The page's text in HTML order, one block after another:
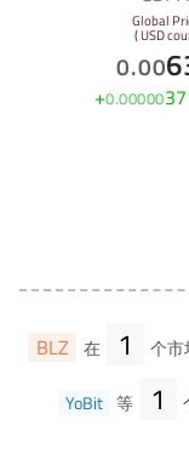
Global
( USD
0.00
+0.00000
BLZ 在 1 个市
YoBit 等 1